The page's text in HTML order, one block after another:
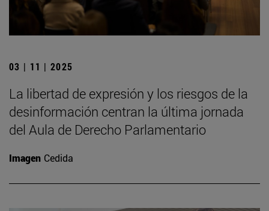
03 | 11 | 2025
La libertad de expresión y los riesgos de la
desinformación centran la última jornada
del Aula de Derecho Parlamentario
Imagen Cedida